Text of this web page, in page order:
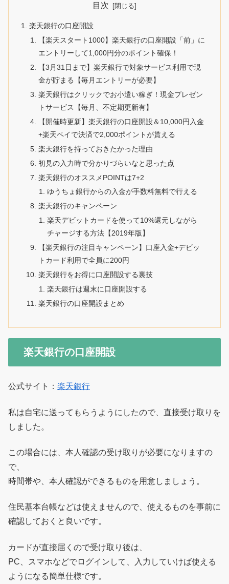
目次
楽天銀行の口座開設
【楽天スタート1000】楽天銀行の口座開設「前」に
エントリーして1,000円分のポイント確保！
【3月31日まで】楽天銀行で対象サービス利用で現
金が貯まる【毎月エントリーが必要】
楽天銀行はクリックでお小遣い稼ぎ！現金プレゼン
トサービス【毎月、不定期更新有】
【開催時更新】楽天銀行の口座開設＆10,000円入金
+楽天ペイで決済で2,000ポイントが貰える
楽天銀行を持っておきたかった理由
初見の入力時で分かりづらいなと思った点
楽天銀行のオススメPOINTは7+2
ゆうちょ銀行からの入金が手数料無料で行える
楽天銀行のキャンペーン
楽天デビットカードを使って10%還元しながら
チャージする方法【2019年版】
【楽天銀行の注目キャンペーン】口座入金+デビッ
トカード利用で全員に200円
楽天銀行をお得に口座開設する裏技
楽天銀行は週末に口座開設する
楽天銀行の口座開設まとめ
楽天銀行の口座開設
公式サイト： 楽天銀行
私は自宅に送ってもらうようにしたので、直接受け取りを
しました。
この場合には、本人確認の受け取りが必要になりますの
で、
時間帯や、本人確認ができるものを用意しましょう。
住民基本台帳などは使えませんので、使えるものを事前に
確認しておくと良いです。
カードが直接届くので受け取り後は、
PC、スマホなどでログインして、入力していけば使える
ようになる簡単仕様です。